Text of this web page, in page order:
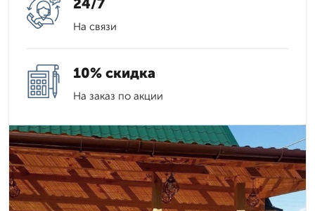
24/7
На связи
10% скидка
На заказ по акции